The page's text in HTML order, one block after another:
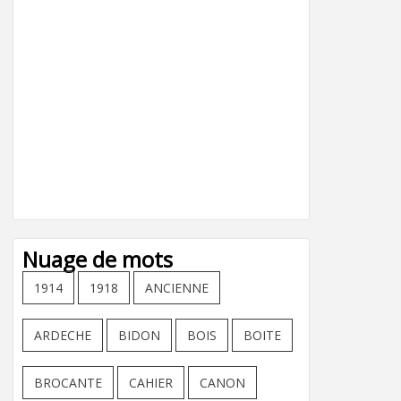
Nuage de mots
1914 1918 ANCIENNE
ARDECHE BIDON BOIS BOITE
BROCANTE CAHIER CANON